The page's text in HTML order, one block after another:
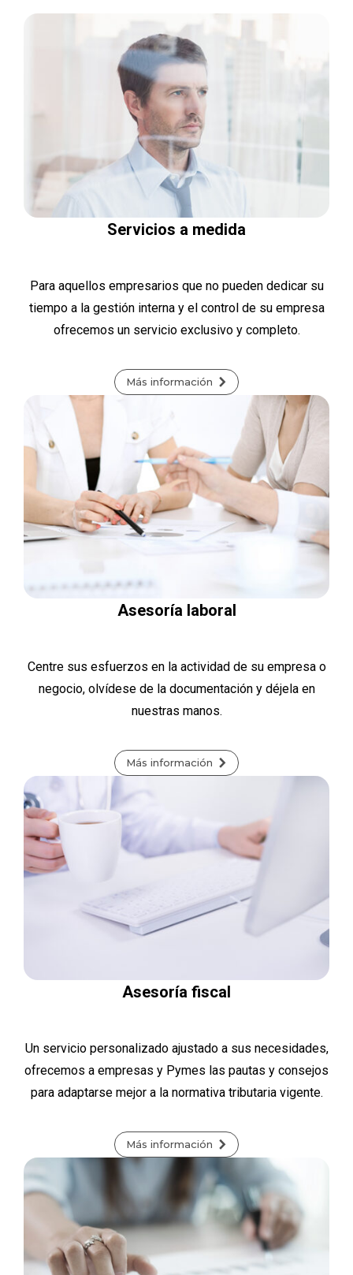
Servicios a medida
Para aquellos empresarios que no pueden dedicar su
tiempo a la gestión interna y el control de su empresa
ofrecemos un servicio exclusivo y completo.
Más información
Asesoría laboral
Centre sus esfuerzos en la actividad de su empresa o
negocio, olvídese de la documentación y déjela en
nuestras manos.
Más información
Asesoría fiscal
Un servicio personalizado ajustado a sus necesidades,
ofrecemos a empresas y Pymes las pautas y consejos
para adaptarse mejor a la normativa tributaria vigente.
Más información